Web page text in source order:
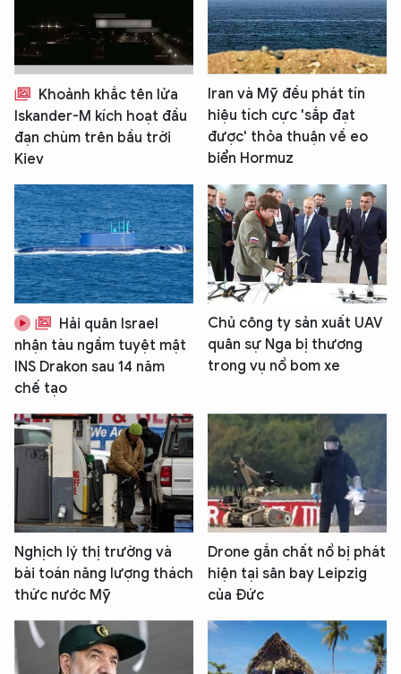
Khoảnh khắc tên lửa
Iskander-M kích hoạt đầu
đạn chùm trên bầu trời
Kiev
Iran và Mỹ đều phát tín
hiệu tích cực 'sắp đạt
được' thỏa thuận về eo
biển Hormuz
Hải quân Israel
nhận tàu ngầm tuyệt mật
INS Drakon sau 14 năm
chế tạo
Chủ công ty sản xuất UAV
quân sự Nga bị thương
trong vụ nổ bom xe
Nghịch lý thị trường và
bài toán năng lượng thách
thức nước Mỹ
Drone gắn chất nổ bị phát
hiện tại sân bay Leipzig
của Đức